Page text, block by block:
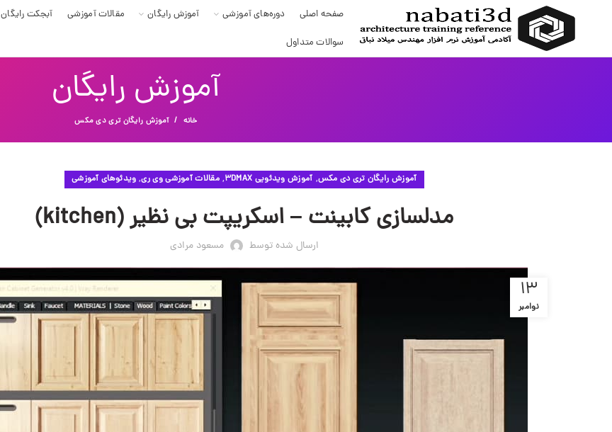
صفحه اصلی دوره‌های آموزشی آموزش رایگان مقالات آموزشی آبجکت رایگان
سوالات متداول
آموزش رایگان
خانه آموزش رایگان تری دی مکس
آموزش رایگان تری دی مکس, آموزش ویدئویی 3DMAX ,مقالات آموزشی وی ری, ویدئوهای آموزشی
مدلسازی کابینت – اسکریپت بی نظیر (kitchen)
ارسال شده توسط مسعود مرادی
13
نوامبر